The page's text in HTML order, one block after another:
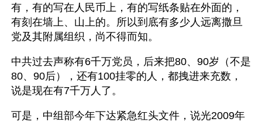
有，有的写在人民币上，有的写纸条贴在外面的，
有刻在墙上、山上的。所以到底有多少人远离撒旦
党及其附属组织，尚不得而知。
中共过去声称有6千万党员，后来把80、90岁（不是
80、90后），还有100挂零的人，都拽进来充数，
说是现在有7千万人了。
可是，中组部今年下达紧急红头文件，说光2009年